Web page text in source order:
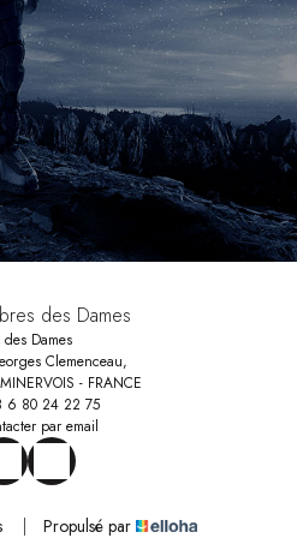
des Dames
des Dames
Clemenceau,
- FRANCE
6 80 24 22 75
par email
Propulsé par